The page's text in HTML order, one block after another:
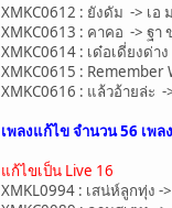
XMKC0612 : ยังดัม -> เอ
XMKC0613 : คาคอ -> ฐา
XMKC0614 : เด๋อเดี่ยงด่า
XMKC0615 : Remember
XMKC0616 : แล้วอ้ายล่ะ
เพลงแก้ไข จำนวน56 เพลง
แก้ไขเป็น Live 16
XMKL0994 : เสน่ห์ลูกทุ่ง -